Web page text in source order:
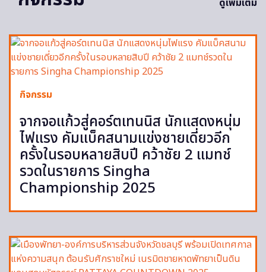
ดูเพิ่มเติม
กิจกรรม
จากจอแก้วสู่คอร์ตเทนนิส นักแสดงหนุ่ม
ไฟแรง คัมแบ็คสนามแข่งชายเดี่ยวอีก
ครั้งในรอบหลายสิบปี คว้าชัย 2 แมทช์
รวดในรายการ Singha
Championship 2025